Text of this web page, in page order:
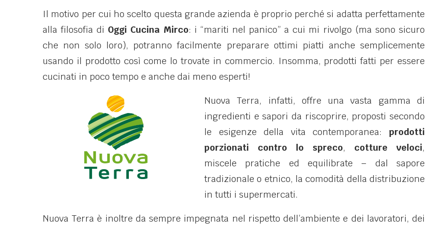
Il motivo per cui ho scelto questa grande azienda è proprio perché si adatta perfettamente
alla filosofia di Oggi Cucina Mirco: i “mariti nel panico” a cui mi rivolgo (ma sono sicuro
che non solo loro), potranno facilmente preparare ottimi piatti anche semplicemente
usando il prodotto così come lo trovate in commercio. Insomma, prodotti fatti per essere
cucinati in poco tempo e anche dai meno esperti!
Nuova Terra, infatti, offre una vasta gamma di
ingredienti e sapori da riscoprire, proposti secondo
le esigenze della vita contemporanea: prodotti
porzionati contro lo spreco, cotture veloci,
miscele pratiche ed equilibrate – dal sapore
tradizionale o etnico, la comodità della distribuzione
in tutti i supermercati.
Nuova Terra è inoltre da sempre impegnata nel rispetto dell’ambiente e dei lavoratori, dei